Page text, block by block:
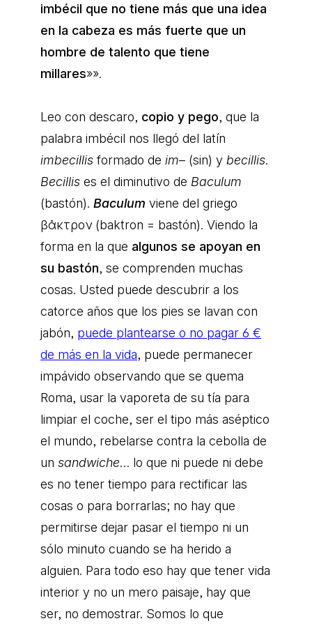
imbécil que no tiene más que una idea
en la cabeza es más fuerte que un
hombre de talento que tiene
millares»».
Leo con descaro, copio y pego, que la
palabra imbécil nos llegó del latín
imbecillis formado de im– (sin) y becillis.
Becillis es el diminutivo de Baculum
(bastón). Baculum viene del griego
βἀκτρον (baktron = bastón). Viendo la
forma en la que algunos se apoyan en
su bastón, se comprenden muchas
cosas. Usted puede descubrir a los
catorce años que los pies se lavan con
jabón, puede plantearse o no pagar 6 €
de más en la vida, puede permanecer
impávido observando que se quema
Roma, usar la vaporeta de su tía para
limpiar el coche, ser el tipo más aséptico
el mundo, rebelarse contra la cebolla de
un sandwiche… lo que ni puede ni debe
es no tener tiempo para rectificar las
cosas o para borrarlas; no hay que
permitirse dejar pasar el tiempo ni un
sólo minuto cuando se ha herido a
alguien. Para todo eso hay que tener vida
interior y no un mero paisaje, hay que
ser, no demostrar. Somos lo que